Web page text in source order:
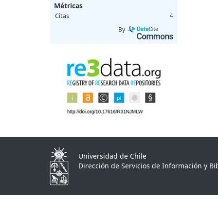
Métricas
Citas 4
By
Universidad de Chile
Dirección de Servicios de Información y